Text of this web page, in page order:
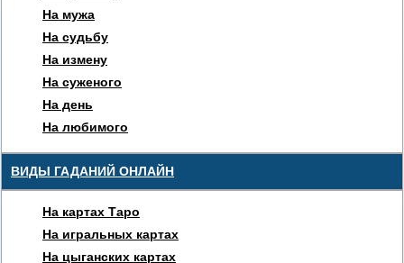
На мужа
На судьбу
На измену
На суженого
На день
На любимого
ВИДЫ ГАДАНИЙ ОНЛАЙН
На картах Таро
На игральных картах
На цыганских картах